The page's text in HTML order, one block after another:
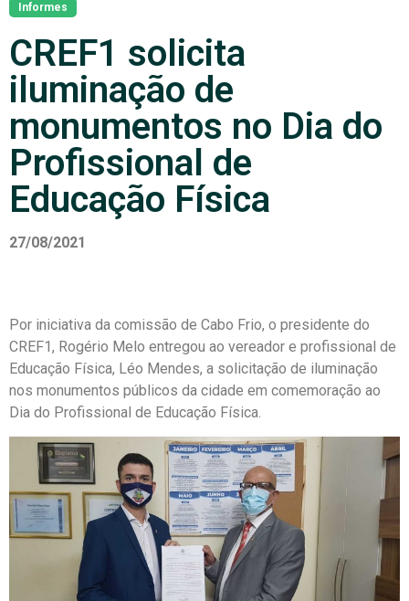
Informes
CREF1 solicita
iluminação de
monumentos no Dia do
Profissional de
Educação Física
27/08/2021
Por iniciativa da comissão de Cabo Frio, o presidente do
CREF1, Rogério Melo entregou ao vereador e profissional de
Educação Física, Léo Mendes, a solicitação de iluminação
nos monumentos públicos da cidade em comemoração ao
Dia do Profissional de Educação Física.